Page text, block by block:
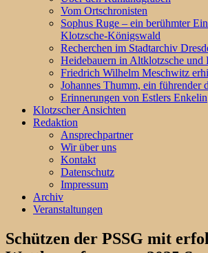
Vom Ortschronisten
Sophus Ruge – ein berühmter
Klotzsche-Königswald
Recherchen im Stadtarchiv
Heidebauern in Altklotzsche und
Friedrich Wilhelm Meschwitz
Johannes Thumm, ein führender
Erinnerungen von Estlers Enkelin
Klotzscher Ansichten
Redaktion
Ansprechpartner
Wir über uns
Kontakt
Datenschutz
Impressum
Archiv
Veranstaltungen
Schützen der PSSG mit